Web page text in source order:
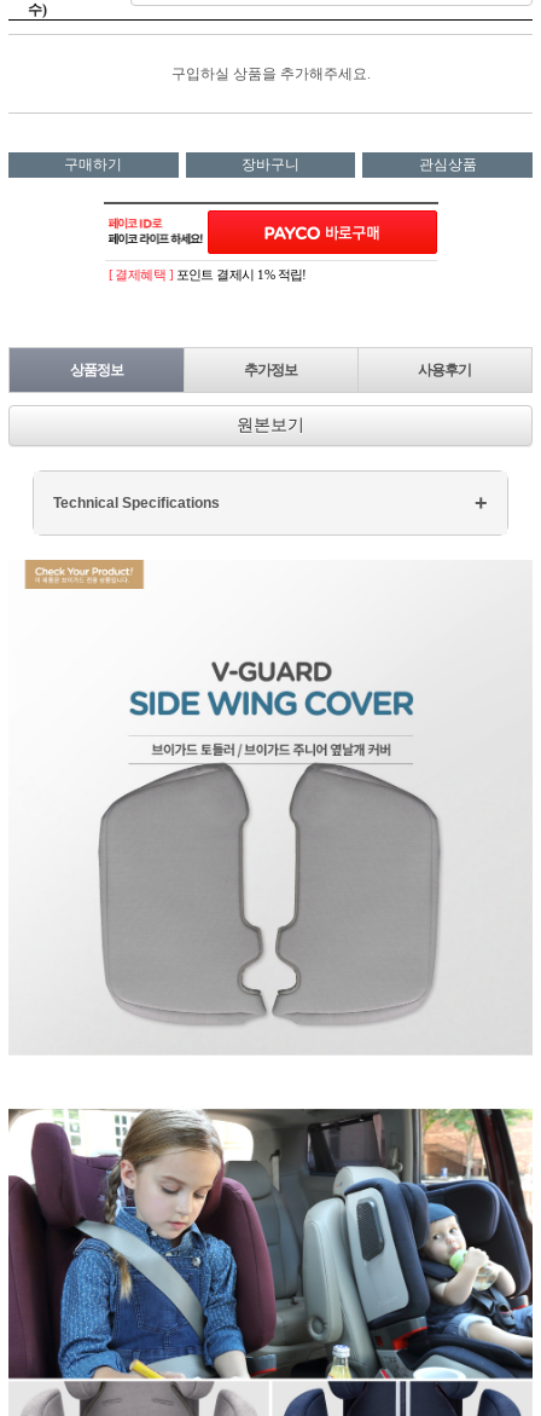
수)
구입하실 상품을 추가해주세요.
구매하기 장바구니 관심상품
페이코 ID로 페
PAYCO 바로구매
[ 결제혜택 ] 포인트 결제시 1% 적립!
상품정보 추가정보 사용후기
원본보기
Technical Specifications